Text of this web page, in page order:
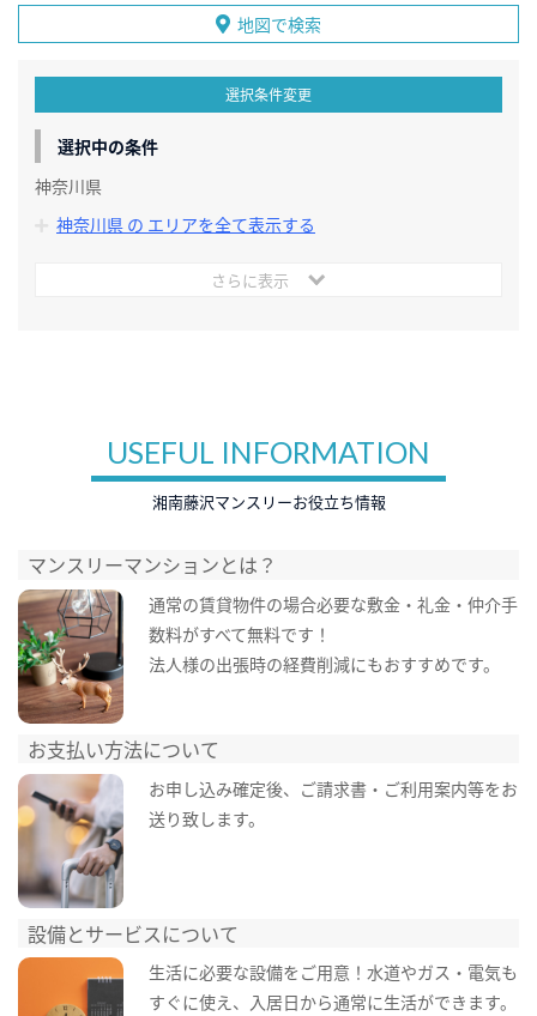
地図で検索
選択条件変更
選択中の条件
神奈川県
神奈川県 の エリアを全て表示する
さらに表示
USEFUL INFORMATION
湘南藤沢マンスリーお役立ち情報
マンスリーマンションとは？
通常の賃貸物件の場合必要な敷金・礼金・仲介手
数料がすべて無料です！
法人様の出張時の経費削減にもおすすめです。
お支払い方法について
お申し込み確定後、ご請求書・ご利用案内等をお
送り致します。
設備とサービスについて
生活に必要な設備をご用意！水道やガス・電気も
すぐに使え、入居日から通常に生活ができます。